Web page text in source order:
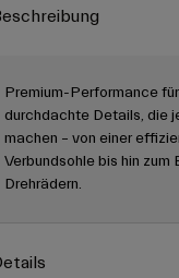
Premium-Performance
durchdachte Details, die
machen – von einer
Verbundsohle bis hin
Drehrädern.